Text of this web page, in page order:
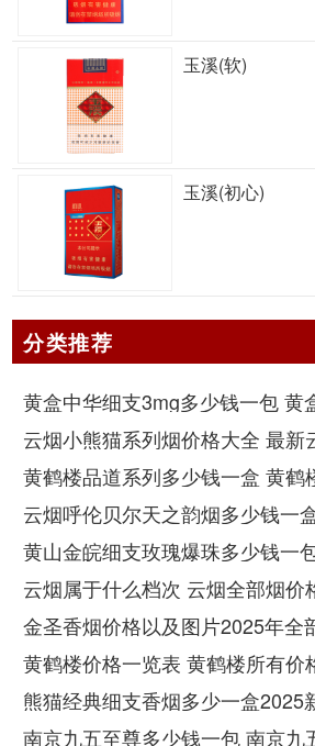
玉溪(软)
玉溪(初心)
分类推荐
黄鹤楼价格一览表 黄鹤楼所有价
熊猫经典细支香烟多少一盒2025